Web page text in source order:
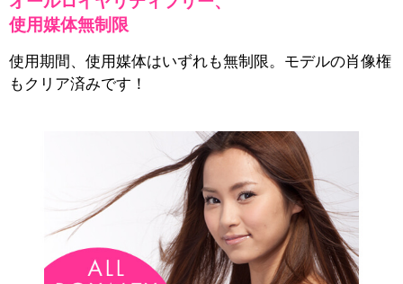
使用媒体無制限
使用期間、使用媒体はいずれも無制限。モデルの肖像権
もクリア済みです！